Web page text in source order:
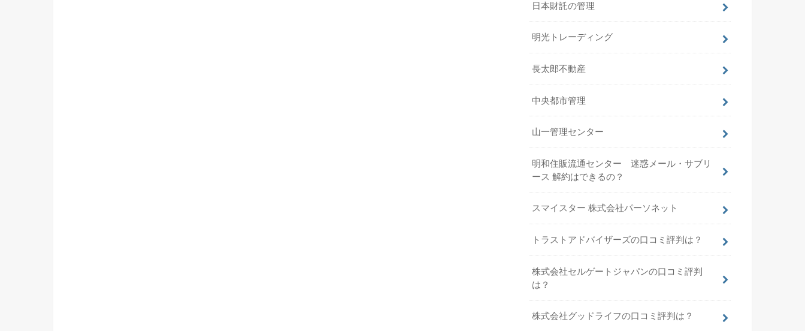
日本財託の管理
明光トレーディング
長太郎不動産
中央都市管理
山一管理センター
明和住販流通センター 迷惑メール・サブリ
ース 解約はできるの？
スマイスター 株式会社パーソネット
トラストアドバイザーズの口コミ評判は？
株式会社セルゲートジャパンの口コミ評判
は？
株式会社グッドライフの口コミ評判は？